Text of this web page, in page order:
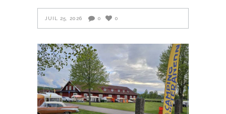
JUIL 25, 2026 0 0